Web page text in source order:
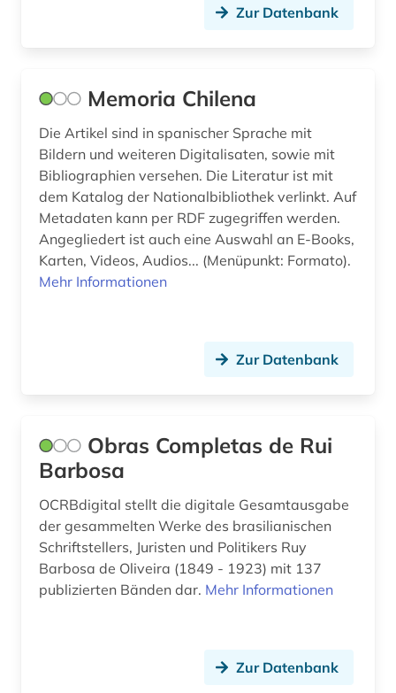
papiamento (1)
paraguay (1)
paz estenssoro, victor | politiker (1)
peru (4)
perón, juan domingo | politiker (1)
philosophie (1)
portugiesisch (3)
propaganda (1)
quelle (3)
Zur Datenbank
Memoria Chilena
Die Artikel sind in spanischer Sprache mit
Bildern und weiteren Digitalisaten, sowie mit
Bibliographien versehen. Die Literatur ist mit
dem Katalog der Nationalbibliothek verlinkt. Auf
Metadaten kann per RDF zugegriffen werden.
Angegliedert ist auch eine Auswahl an E-Books,
Karten, Videos, Audios... (Menüpunkt: Formato).
Mehr Informationen
Zur Datenbank
Obras Completas de Rui
Barbosa
OCRBdigital stellt die digitale Gesamtausgabe
der gesammelten Werke des brasilianischen
Schriftstellers, Juristen und Politikers Ruy
Barbosa de Oliveira (1849 - 1923) mit 137
publizierten Bänden dar. Mehr Informationen
Zur Datenbank